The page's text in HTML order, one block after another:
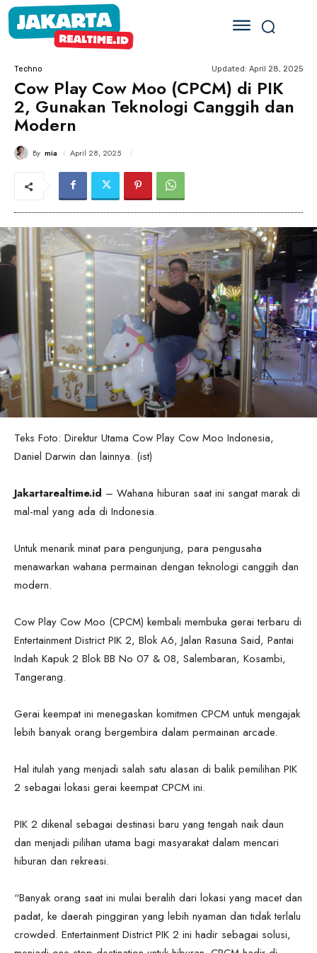
Techno Updated: April 28, 2025
Cow Play Cow Moo (CPCM) di PIK
2, Gunakan Teknologi Canggih dan
Modern
By mia April 28, 2025
Teks Foto: Direktur Utama Cow Play Cow Moo Indonesia,
Daniel Darwin dan lainnya. (ist)
Jakartarealtime.id – Wahana hiburan saat ini sangat marak di
mal-mal yang ada di Indonesia.
Untuk menarik minat para pengunjung, para pengusaha
menawarkan wahana permainan dengan teknologi canggih dan
modern.
Cow Play Cow Moo (CPCM) kembali membuka gerai terbaru di
Entertainment District PIK 2, Blok A6, Jalan Rasuna Said, Pantai
Indah Kapuk 2 Blok BB No 07 & 08, Salembaran, Kosambi,
Tangerang.
Gerai keempat ini menegaskan komitmen CPCM untuk mengajak
lebih banyak orang bergembira dalam permainan arcade.
Hal itulah yang menjadi salah satu alasan di balik pemilihan PIK
2 sebagai lokasi gerai keempat CPCM ini.
PIK 2 dikenal sebagai destinasi baru yang tengah naik daun
dan menjadi pilihan utama bagi masyarakat dalam mencari
hiburan dan rekreasi.
“Banyak orang saat ini mulai beralih dari lokasi yang macet dan
padat, ke daerah pinggiran yang lebih nyaman dan tidak terlalu
crowded. Entertainment District PIK 2 ini hadir sebagai solusi,